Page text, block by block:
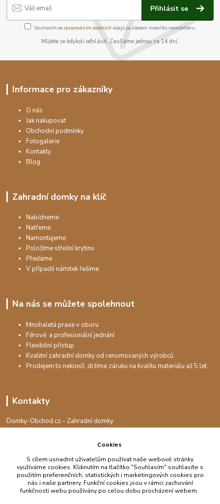
Přihlásit se
Souhlasím se zpracováním osobních údajůza účelem rozesílky newsletteru.
Můžete se kdykoli odhlásit. Zasíláme jednou za 14 dní.
Informace pro zákazníky
O nás
Jak nakupovat
Obchodní podmínky
Fotogalerie
Kontakty
Blog
Zahradní domky na klíč
Nabídneme
Natřeme
Namontujeme
Položíme střešní krytinu
Předáme
V případě námitek řešíme
Na nás se můžete spolehnout
Mnohaletá praxe v oboru
Férové a profesionální jednání
Flexibilní přístup
Kvalitní zahradní domky od renomovaných výrobců
Prodejem to nekončí, držíme záruku na kvalitu materiálu až 5 let.
Kontakty
Domky-Obchod.cz - Zahradní domky
+420 730 501 925
info@domky-obchod.cz
Cookies
S cílem usnadnit uživatelům používat naše webové stránky
využíváme cookies. Kliknutím na tlačítko "Souhlasím" souhlasíte s
použitím preferenčních, statistických i marketingových cookies pro
nás i naše partnery. Funkční cookies jsou v rámci zachování
funkčnosti webu používány po celou dobu procházení webem.